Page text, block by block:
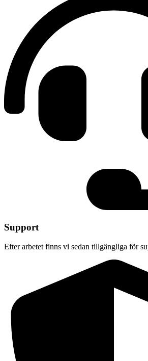
Support
Efter arbetet finns vi sedan tillgängliga för